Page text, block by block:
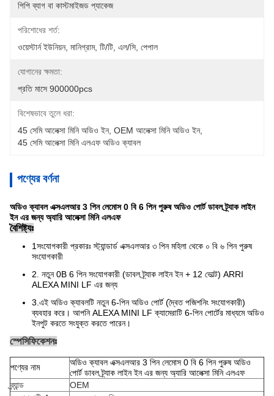
পিপি ব্যাগ বা কাস্টমাইজড প্যাকেজ
পরিশোধের শর্ত:
ওয়েস্টার্ন ইউনিয়ন, মানিগ্রাম, টি/টি, এল/সি, পেপাল
যোগানের ক্ষমতা:
প্রতি মাসে 900000pcs
বিশেষভাবে তুলে ধরা:
45 সেমি আলেক্সা মিনি অডিও ইন, OEM আলেক্সা মিনি অডিও ইন,
45 সেমি আলেক্সা মিনি এলএফ অডিও ক্যাবল
পণ্যের বর্ণনা
অডিও ক্যাবল এক্সএলআর 3 পিন লেমোস 0 বি 6 পিন পুরুষ অডিও পোর্ট ডাবল ট্র্যাক লাইন
ইন এর জন্য অ্যারি আলেক্সা মিনি এলএফ
বৈশিষ্ট্যঃ
1সংযোগকারী প্রকারঃ স্ট্যান্ডার্ড এক্সএলআর ৩ পিন মহিলা থেকে ০ বি ৬ পিন পুরুষ
সংযোগকারী
2. নতুন 0B 6 পিন সংযোগকারী (ডাবল ট্র্যাক লাইন ইন + 12 ভোল্ট) ARRI
ALEXA MINI LF এর জন্য
3.এই অডিও ক্যাবলটি নতুন 6-পিন অডিও পোর্ট (দ্বৈত পজিশনিং সংযোগকারী)
ব্যবহার করে। আপনি ALEXA MINI LF ক্যামেরাটি 6-পিন পোর্টের মাধ্যমে অডিও
ইনপুট করতে সংযুক্ত করতে পারেন।
স্পেসিফিকেশনঃ
পণ্যের নাম
অডিও ক্যাবল এক্সএলআর 3 পিন লেমোস 0 বি 6 পিন পুরুষ অডিও
পোর্ট ডাবল ট্র্যাক লাইন ইন এর জন্য অ্যারি আলেক্সা মিনি এলএফ
ব্র্যান্ড
OEM